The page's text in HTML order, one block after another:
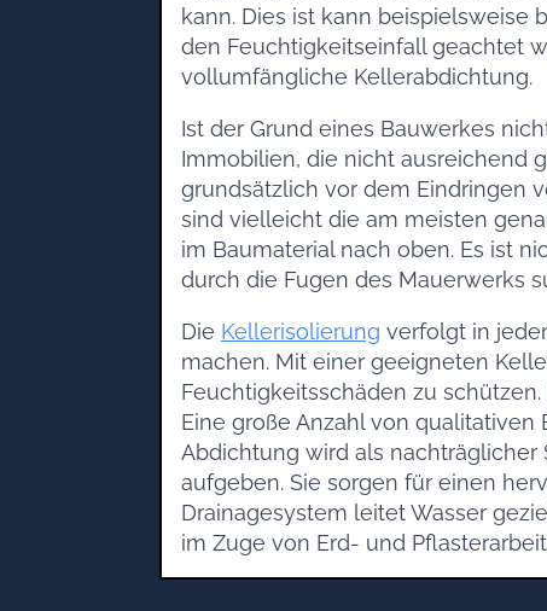
kann. Dies ist kann beispielsweise
den Feuchtigkeitseinfall geachtet
vollumfängliche Kellerabdichtung.
Ist der Grund eines Bauwerkes
Immobilien, die nicht ausreichend
grundsätzlich vor dem Eindringen
sind vielleicht die am meisten
im Baumaterial nach oben. Es ist
durch die Fugen des Mauerwerks
Die Kellerisolierung verfolgt in
machen. Mit einer geeigneten
Feuchtigkeitsschäden zu
Eine große Anzahl von
Abdichtung wird als
aufgeben. Sie sorgen für einen
Drainagesystem leitet Wasser
im Zuge von Erd- und